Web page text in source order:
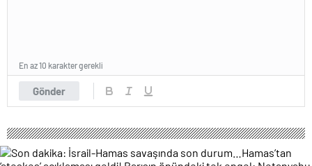
Gönder
En az 10 karakter gerekli